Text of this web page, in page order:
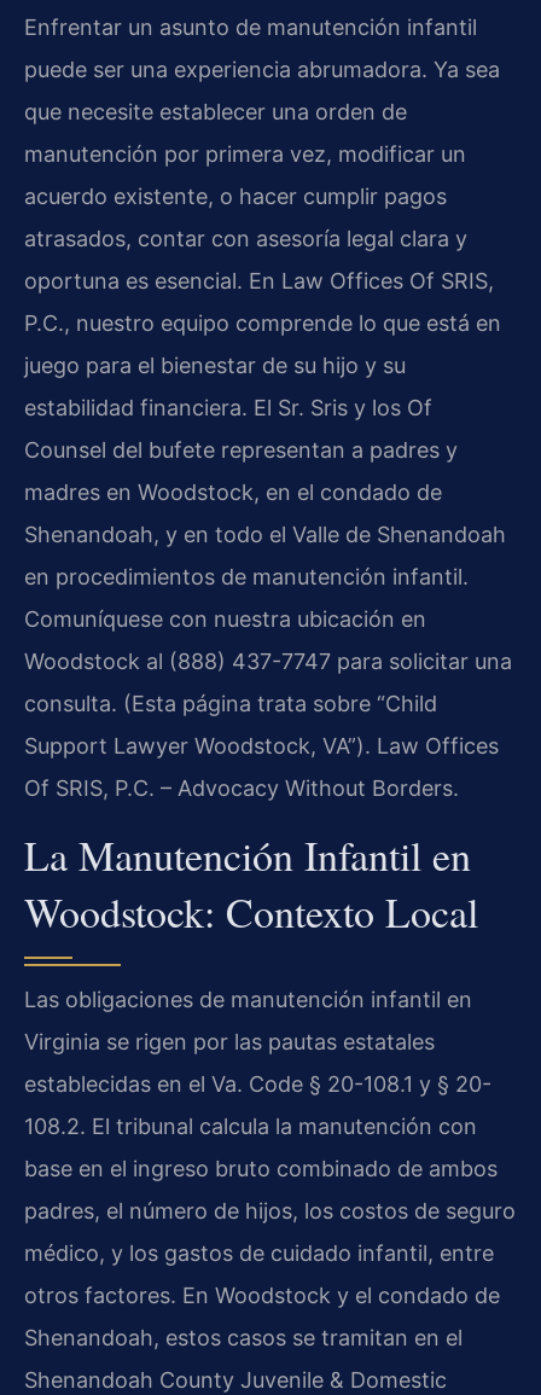
Enfrentar un asunto de manutención infantil
puede ser una experiencia abrumadora. Ya sea
que necesite establecer una orden de
manutención por primera vez, modificar un
acuerdo existente, o hacer cumplir pagos
atrasados, contar con asesoría legal clara y
oportuna es esencial. En Law Offices Of SRIS,
P.C., nuestro equipo comprende lo que está en
juego para el bienestar de su hijo y su
estabilidad financiera. El Sr. Sris y los Of
Counsel del bufete representan a padres y
madres en Woodstock, en el condado de
Shenandoah, y en todo el Valle de Shenandoah
en procedimientos de manutención infantil.
Comuníquese con nuestra ubicación en
Woodstock al (888) 437-7747 para solicitar una
consulta. (Esta página trata sobre “Child
Support Lawyer Woodstock, VA”). Law Offices
Of SRIS, P.C. – Advocacy Without Borders.
La Manutención Infantil en
Woodstock: Contexto Local
Las obligaciones de manutención infantil en
Virginia se rigen por las pautas estatales
establecidas en el Va. Code § 20-108.1 y § 20-
108.2. El tribunal calcula la manutención con
base en el ingreso bruto combinado de ambos
padres, el número de hijos, los costos de seguro
médico, y los gastos de cuidado infantil, entre
otros factores. En Woodstock y el condado de
Shenandoah, estos casos se tramitan en el
Shenandoah County Juvenile & Domestic